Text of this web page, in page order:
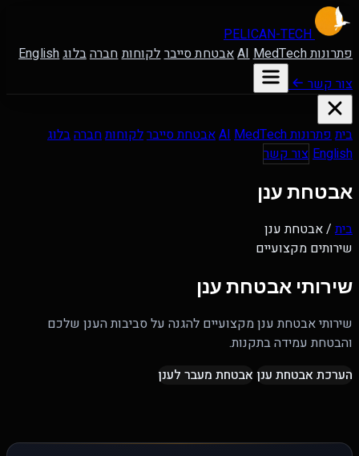
PELICAN-TECH
פתרונות AIMedTech אבטחת סייברלקוחותחברהבלוגEnglish
צור קשר
ביתפתרונות AIMedTech אבטחת סייברלקוחותחברהבלוג
English צור קשר
אבטחת ענן
בית /אבטחת ענן
שירותים מקצועיים
שירותי אבטחת ענן
שירותי אבטחת ענן מקצועיים להגנה על סביבות הענן שלכם
והבטחת עמידה בתקנות.
הערכת אבטחת ענן אבטחת מעבר לענן